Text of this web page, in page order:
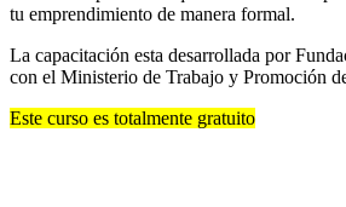
tu emprendimiento de manera formal.
La capacitación esta desarrollada por
con el Ministerio de Trabajo y Promoción
Este curso es totalmente gratuito